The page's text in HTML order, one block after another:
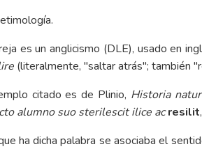
es un anglicismo (DLE), usado en
(literalmente, "saltar atrás"; también
citado es de Plinio, Historia
alumno suo sterilescit ilice acresilit
ha dicha palabra se asociaba el